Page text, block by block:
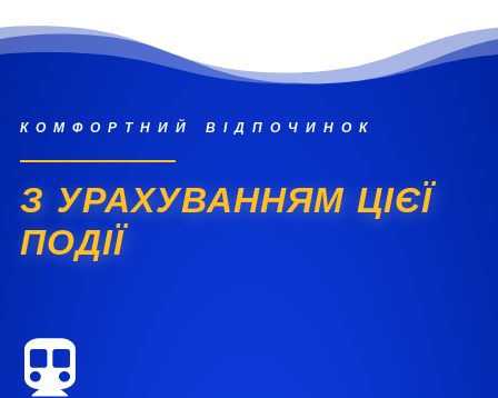
КОМФОРТНИЙ ВІДПОЧИНОК
З УРАХУВАННЯМ ЦІЄЇ
ПОДІЇ
